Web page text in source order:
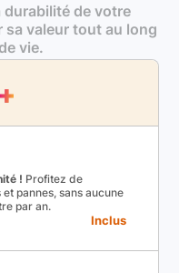
de votre
sa valeur tout au long
vie.
! Profitez de
pannes, sans aucune
par an.
Inclus